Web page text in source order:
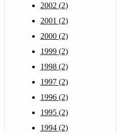
2002 (2)
2001 (2)
2000 (2)
1999 (2)
1998 (2)
1997 (2)
1996 (2)
1995 (2)
1994 (2)